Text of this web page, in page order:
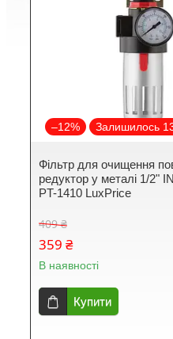
–12% Залишилось
Фільтр для очищення
редуктор у металі 1/2"
PT-1410 LuxPrice
409 ₴
359 ₴
В наявності
Купити